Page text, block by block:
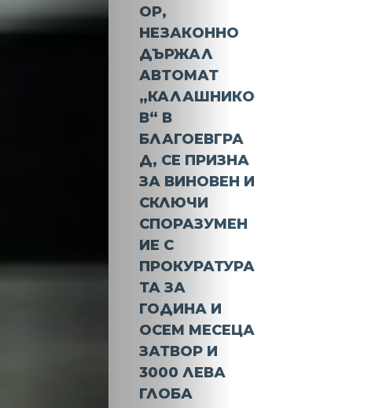
ОР,
НЕЗАКОННО
ДЪРЖАЛ
АВТОМАТ
„КАЛАШНИКО
В“ В
БЛАГОЕВГРА
Д, СЕ ПРИЗНА
ЗА ВИНОВЕН И
СКЛЮЧИ
СПОРАЗУМЕН
ИЕ С
ПРОКУРАТУРА
ТА ЗА
ГОДИНА И
ОСЕМ МЕСЕЦА
ЗАТВОР И
3000 ЛЕВА
ГЛОБА